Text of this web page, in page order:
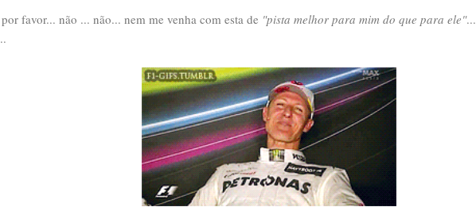
favor... não ... não... nem me venha com esta de "pista melhor para mim do que para ele"...